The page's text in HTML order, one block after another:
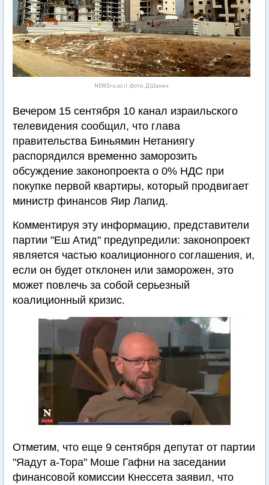
NEWSru.co.il. Фото: Д.Шалин
Вечером 15 сентября 10 канал израильского
телевидения сообщил, что глава
правительства Биньямин Нетаниягу
распорядился временно заморозить
обсуждение законопроекта о 0% НДС при
покупке первой квартиры, который продвигает
министр финансов Яир Лапид.
Комментируя эту информацию, представители
партии "Еш Атид" предупредили: законопроект
является частью коалиционного соглашения, и,
если он будет отклонен или заморожен, это
может повлечь за собой серьезный
коалиционный кризис.
Отметим, что еще 9 сентября депутат от партии
"Яадут а-Тора" Моше Гафни на заседании
финансовой комиссии Кнессета заявил, что